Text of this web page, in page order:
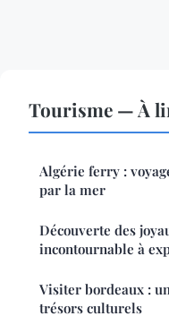
Tourisme — À
Algérie ferry :
par la mer
Découverte des
incontournable à
Visiter bordeaux :
trésors culturels